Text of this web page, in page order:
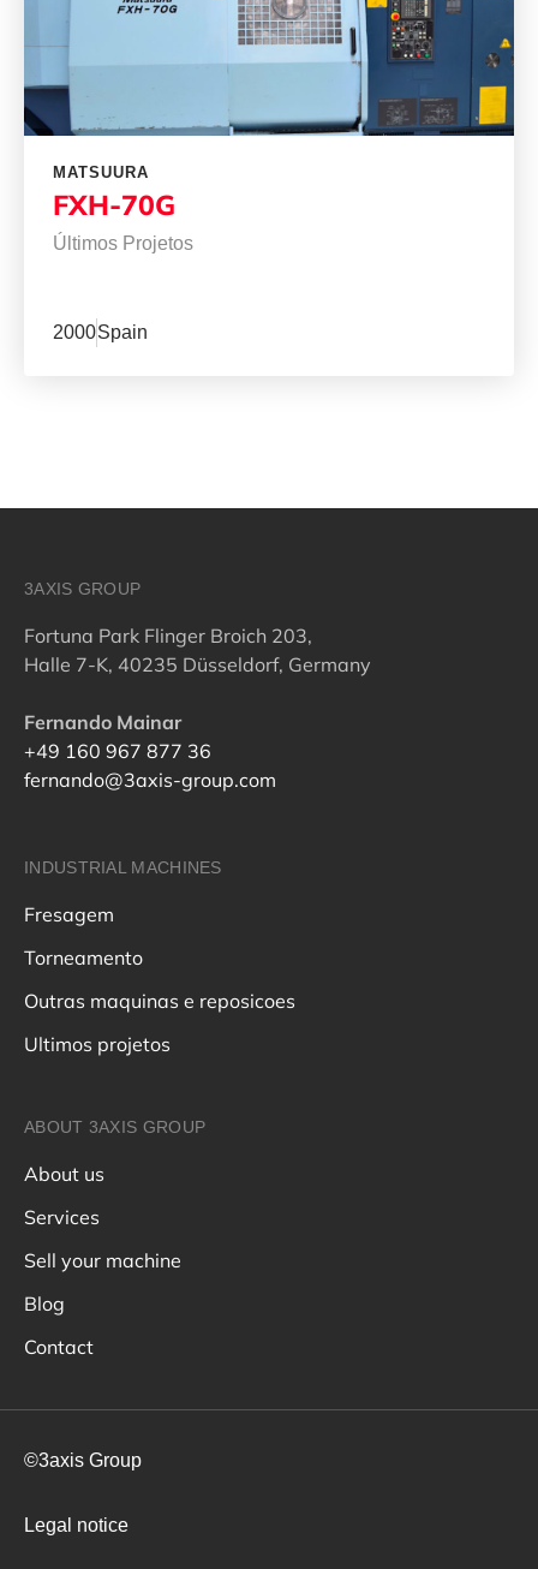
MATSUURA
FXH-70G
Últimos Projetos
2000Spain
3AXIS GROUP
Fortuna Park Flinger Broich 203,
Halle 7-K, 40235 Düsseldorf, Germany
Fernando Mainar
+49 160 967 877 36
fernando@3axis-group.com
INDUSTRIAL MACHINES
Fresagem
Torneamento
Outras maquinas e reposicoes
Ultimos projetos
ABOUT 3AXIS GROUP
About us
Services
Sell your machine
Blog
Contact
©3axis Group
Legal notice